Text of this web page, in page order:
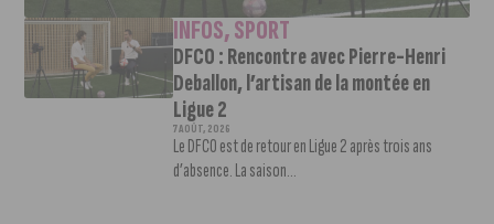
INFOS,SPORT
DFCO : Rencontre avec Pierre-Henri
Deballon, l’artisan de la montée en
Ligue 2
7 AOÛT, 2026
Le DFCO est de retour en Ligue 2 après trois ans
d’absence. La saison...